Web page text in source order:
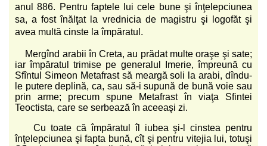
anul 886. Pentru faptele lui cele bune şi înţelepciunea
sa, a fost înălţat la vrednicia de magistru şi logofăt şi
avea multă cinste la împăratul.
Mergînd arabii în Creta, au prădat multe oraşe şi sate;
iar împăratul trimise pe generalul Imerie, împreună cu
Sfîntul Simeon Metafrast să meargă soli la arabi, dîndu-
le putere deplină, ca, sau să-i supună de bună voie sau
prin arme; precum spune Metafrast în viaţa Sfintei
Teoctista, care se serbează în aceeaşi zi.
Cu toate că împăratul îl iubea şi-l cinstea pentru
înţelepciunea şi fapta bună, cît şi pentru vitejia lui, totuşi